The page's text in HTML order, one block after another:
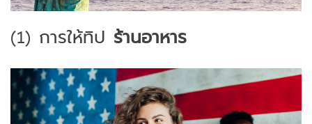
(1) การให้ทิป ร้านอาหาร